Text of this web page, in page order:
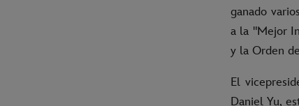
ganado
a la "Mejor
y la Orden
El
Daniel Yu,